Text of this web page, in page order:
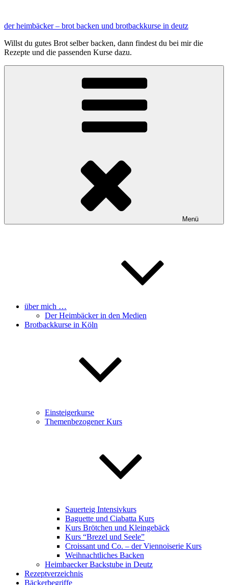
springen
der heimbäcker – brot backen und brotbackkurse in deutz
Willst du gutes Brot selber backen, dann findest du bei mir die
Rezepte und die passenden Kurse dazu.
Menü
über mich …
Der Heimbäcker in den Medien
Brotbackkurse in Köln
Einsteigerkurse
Themenbezogener Kurs
Sauerteig Intensivkurs
Baguette und Ciabatta Kurs
Kurs Brötchen und Kleingebäck
Kurs “Brezel und Seele”
Croissant und Co. – der Viennoiserie Kurs
Weihnachtliches Backen
Heimbaecker Backstube in Deutz
Rezeptverzeichnis
Bäckerbegriffe